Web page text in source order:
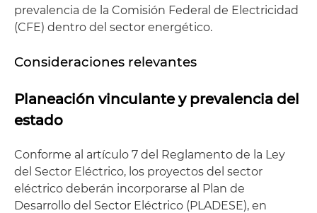
prevalencia de la Comisión Federal de Electricidad
(CFE) dentro del sector energético.
Consideraciones relevantes
Planeación vinculante y prevalencia del
estado
Conforme al artículo 7 del Reglamento de la Ley
del Sector Eléctrico, los proyectos del sector
eléctrico deberán incorporarse al Plan de
Desarrollo del Sector Eléctrico (PLADESE), en